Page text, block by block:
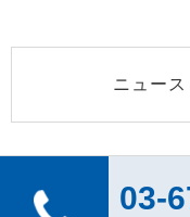
ニュー
03-